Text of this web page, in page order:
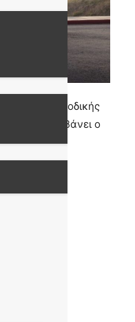
της καθοδικής
του λαμβάνει ο